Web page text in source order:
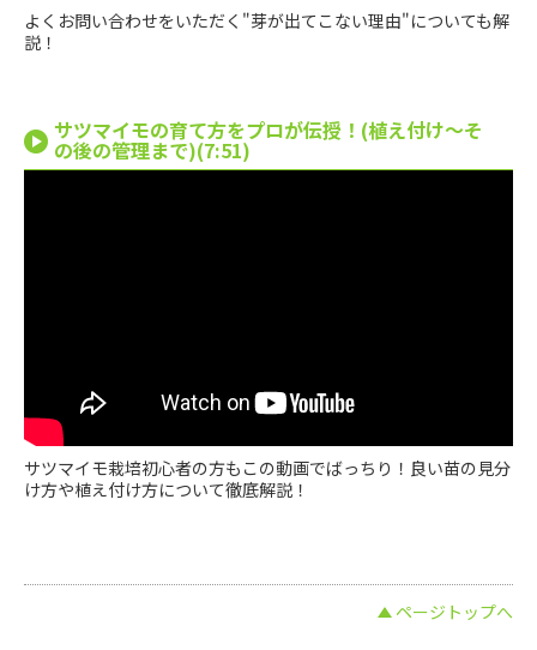
よくお問い合わせをいただく"芽が出てこない理由"についても解
説！
サツマイモの育て方をプロが伝授！(植え付け〜そ
の後の管理まで)(7:51)
サツマイモ栽培初心者の方もこの動画でばっちり！良い苗の見分
け方や植え付け方について徹底解説！
ページトップへ